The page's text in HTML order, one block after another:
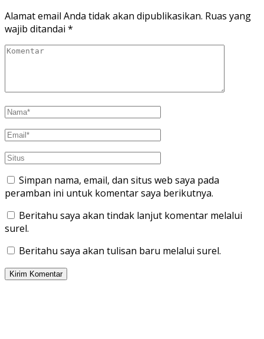
Alamat email Anda tidak akan dipublikasikan. Ruas yang
wajib ditandai *
Simpan nama, email, dan situs web saya pada
peramban ini untuk komentar saya berikutnya.
Beritahu saya akan tindak lanjut komentar melalui
surel.
Beritahu saya akan tulisan baru melalui surel.